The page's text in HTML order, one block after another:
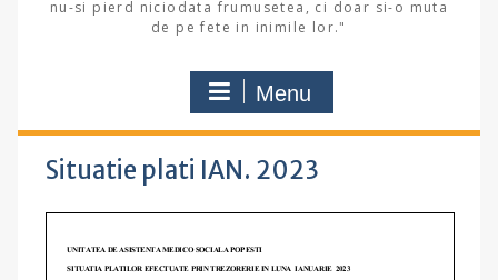
nu-si pierd niciodata frumusetea, ci doar si-o muta
de pe fete in inimile lor."
Menu
Situatie plati IAN. 2023